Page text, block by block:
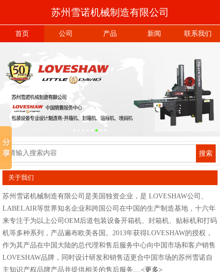
苏州雪诺机械制造有限公司
首页 公司 产品 新闻 联系我们
搜索
关于我们
苏州雪诺机械制造有限公司是美国独资企业，是 LOVESHAW公司、
LABELAIR等世界知名企业和跨国公司在中国的生产制造基地，十六年
来专注于为以上公司OEM后道包装设备开箱机、封箱机、贴标机和打码
机等多种系列，产品遍布欧美各国。2013年获得LOVESHAW的授权，
作为其产品在中国大陆的总代理和售后服务中心向中国市场和客户销售
LOVESHAW品牌，同时设计研发和销售适更合中国市场的苏州雪诺自
主知识产权品牌产品并提供相关的售后服务....<更多>